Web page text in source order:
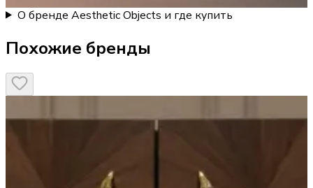
О бренде Aesthetic Objects и где купить
Похожие бренды